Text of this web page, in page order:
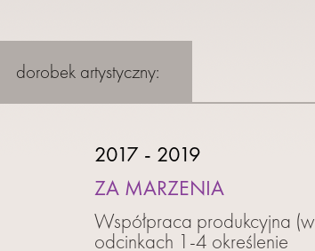
dorobek artystyczny:
2017 - 2019
ZA MARZENIA
Współpraca produkcyjna (w
odcinkach 1-4 określenie